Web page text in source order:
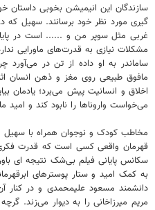
سازندگان این انیمیشن بخوبی داستان
گیری مورد نظر خود برسانند. سهیل که
غربی مثل سوپر من و ...... است در
مشکلات نیازی به قدرت‌های ماورایی
ساماندر به او داده از تن در می‌آورد
مافوق طبیعی روی مغز و ذهن انسان
اخلاق و انسانیت پیش می‌برد؛ یادمان
می‌خواست واروناها را نابود کند و امید
مخاطب کودک و نوجوان همراه با سهیل
قهرمان واقعی کسی است که قدرت
سکانس پایانی فیلم بی‌شک نتیجه ای
به کمک امید و ستار پوسترهای
دانشمند مسعود علیمحمدی و در کنار
مریم میرزاخانی را به دیوار می‌زند.